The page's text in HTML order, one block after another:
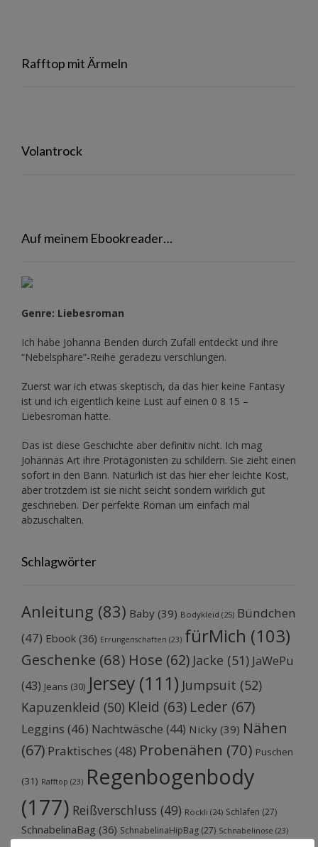
Rafftop mit Ärmeln
Volantrock
Auf meinem Ebookreader…
Genre: Liebesroman
Ich habe Johanna Benden durch Zufall entdeckt und ihre
“Nebelsphäre”-Reihe geradezu verschlungen.
Zuerst war ich etwas skeptisch, da das hier keine Fantasy
ist und ich eigentlich keine Lust auf einen 0 8 15 –
Liebesroman hatte.
Das ist diese Geschichte aber definitiv nicht. Ich mag
Johannas Art ihre Protagonisten zu schildern. Sie zieht einen
sofort in den Bann. Natürlich ist das hier eher leichte Kost,
aber trotzdem ist sie nicht seicht sondern wirklich gut
geschrieben. Der perfekte Roman um einfach mal
abzuschalten.
Schlagwörter
Anleitung (83) Baby (39) Bodykleid (25) Bündchen
(47) Ebook (36) Errungenschaften (23) fürMich (103)
Geschenke (68) Hose (62) Jacke (51) JaWePu
(43) Jeans (30) Jersey (111) Jumpsuit (52)
Kapuzenkleid (50) Kleid (63) Leder (67)
Leggins (46) Nachtwäsche (44) Nicky (39) Nähen
(67) Praktisches (48) Probenähen (70) Puschen
(31) Rafftop (23) Regenbogenbody
(177) Reißverschluss (49) Röckli (24) Schlafen (27)
SchnabelinaBag (36) SchnabelinaHipBag (27) Schnabelinose (23)